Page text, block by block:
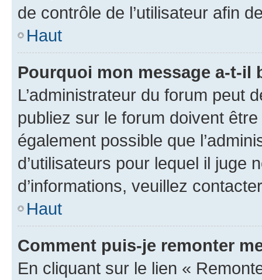
de contrôle de l’utilisateur afin
Haut
Pourquoi mon message a-t-il
L’administrateur du forum peut
publiez sur le forum doivent
également possible que
d’utilisateurs pour lequel il juge
d’informations, veuillez
Haut
Comment puis-je remonter
En cliquant sur le lien «